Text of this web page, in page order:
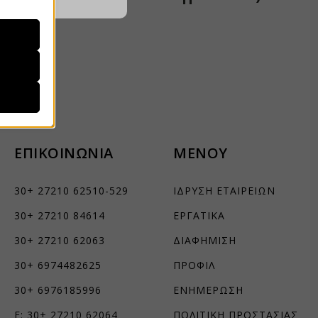
ΕΠΙΚΟΙΝΩΝΙΑ
30+ 27210 62510-529
30+ 27210 84614
30+ 27210 62063
30+ 6974482625
30+ 6976185996
F: 30+ 27210 62064
ΜΕΝΟΥ
ΙΔΡΥΣΗ ΕΤΑΙΡΕΙΩΝ
ΕΡΓΑΤΙΚΑ
ΔΙΑΦΗΜΙΣΗ
ΠΡΟΦΙΛ
ΕΝΗΜΕΡΩΣΗ
ΠΟΛΙΤΙΚΗ ΠΡΟΣΤΑΣΙΑΣ
δεν